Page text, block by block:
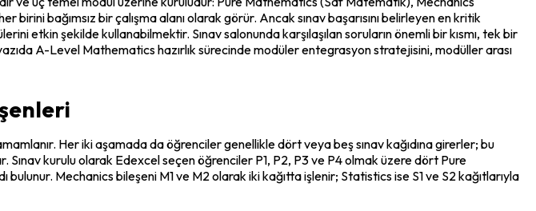
bağımsız bir çalışma alanı olarak görür. Ancak sınav başarısını belirleyen en kritik
etkin şekilde kullanabilmektir. Sınav salonunda karşılaşılan soruların önemli bir kısmı, tek bir
A-Level Mathematics hazırlık sürecinde modüler entegrasyon stratejisini, modüller arası
Her iki aşamada da öğrenciler genellikle dört veya beş sınav kağıdına girerler; bu
Sınav kurulu olarak Edexcel seçen öğrenciler P1, P2, P3 ve P4 olmak üzere dört Pure
Mechanics bileşeni M1 ve M2 olarak iki kağıtta işlenir; Statistics ise S1 ve S2 kağıtlarıyla